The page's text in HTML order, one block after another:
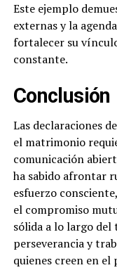
Este ejemplo
externas y la
fortalecer su
constante.
Conclusión
Las declaraciones
el matrimonio
comunicación
ha sabido afrontar
esfuerzo
el compromiso
sólida a lo largo del
perseverancia y
quienes creen en